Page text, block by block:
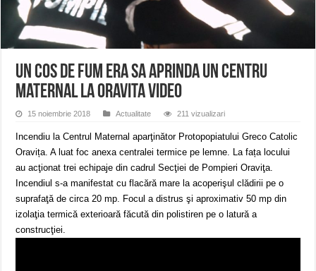
ANUNȚ OPRIRE APĂ în Reșița, cartier Țerova – avarie – 04.08.2026
ANUNȚ OPRIRE APĂ în Reșița – avarie – 03.08.2026 – Calea Caransebeșului
Un cos de fum era sa aprinda un centru
maternal la Oravita VIDEO
15 noiembrie 2018 Actualitate 211 vizualizari
Incendiu la Centrul Maternal aparţinător Protopopiatului Greco Catolic
Oravița. A luat foc anexa centralei termice pe lemne. La fața locului
au acţionat trei echipaje din cadrul Secţiei de Pompieri Oraviţa.
Incendiul s-a manifestat cu flacără mare la acoperişul clădirii pe o
suprafaţă de circa 20 mp. Focul a distrus şi aproximativ 50 mp din
izolaţia termică exterioară făcută din polistiren pe o latură a
construcţiei.